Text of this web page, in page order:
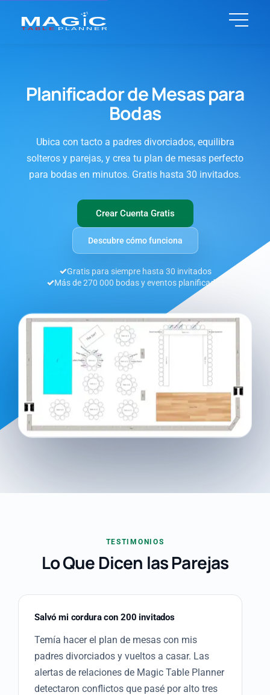
Planificador de Mesas para
Bodas
Ubica con tacto a padres divorciados, equilibra
solteros y parejas, y crea tu plan de mesas perfecto
para bodas en minutos. Gratis hasta 30 invitados.
Crear Cuenta Gratis
Descubre cómo funciona
Gratis para siempre hasta 30 invitados
Más de 270 000 bodas y eventos planificados
TESTIMONIOS
Lo Que Dicen las Parejas
Salvó mi cordura con 200 invitados
Temía hacer el plan de mesas con mis
padres divorciados y vueltos a casar. Las
alertas de relaciones de Magic Table Planner
detectaron conflictos que pasé por alto tres